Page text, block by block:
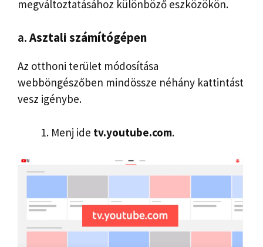
megváltoztatásához különböző eszközökön.
a.Asztali számítógépen
Az otthoni terület módosítása
webböngészőben mindössze néhány kattintást
vesz igénybe.
Menj ide tv.youtube.com.